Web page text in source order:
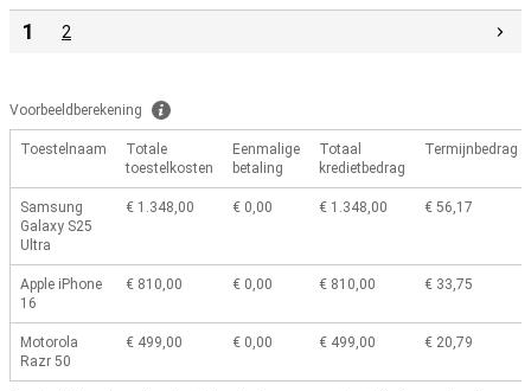
1 2
Voorbeeldberekening
Toestelnaam
Totale
toestelkosten
Eenmalige
betaling
Totaal
kredietbedrag
Termijnbedrag
Samsung
Galaxy S25
Ultra
€ 1.348,00 € 0,00 € 1.348,00 € 56,17
Apple iPhone
16
€ 810,00 € 0,00 € 810,00 € 33,75
Motorola
Razr 50
€ 499,00 € 0,00 € 499,00 € 20,79